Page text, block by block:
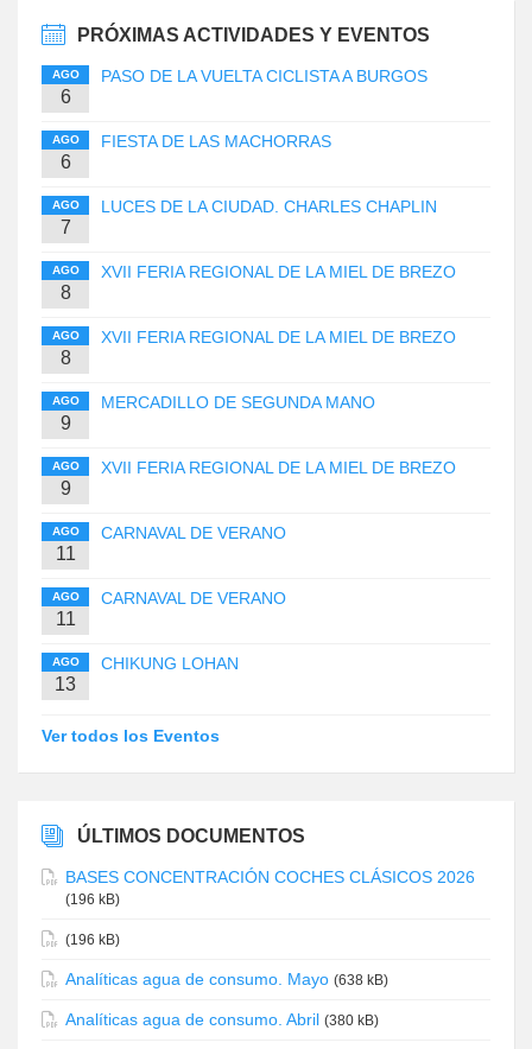
PRÓXIMAS ACTIVIDADES Y EVENTOS
AGO
6
PASO DE LA VUELTA CICLISTA A BURGOS
AGO
6
FIESTA DE LAS MACHORRAS
AGO
7
LUCES DE LA CIUDAD. CHARLES CHAPLIN
AGO
8
XVII FERIA REGIONAL DE LA MIEL DE BREZO
AGO
8
XVII FERIA REGIONAL DE LA MIEL DE BREZO
AGO
9
MERCADILLO DE SEGUNDA MANO
AGO
9
XVII FERIA REGIONAL DE LA MIEL DE BREZO
AGO
11
CARNAVAL DE VERANO
AGO
11
CARNAVAL DE VERANO
AGO
13
CHIKUNG LOHAN
Ver todos los Eventos
ÚLTIMOS DOCUMENTOS
BASES CONCENTRACIÓN COCHES CLÁSICOS 2026
(196 kB)
(196 kB)
Analíticas agua de consumo. Mayo (638 kB)
Analíticas agua de consumo. Abril (380 kB)